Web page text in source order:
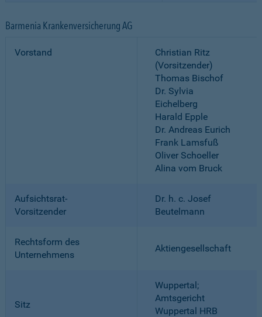
Barmenia Krankenversicherung AG
Vorstand
Christian Ritz
(Vorsitzender)
Thomas Bischof
Dr. Sylvia
Eichelberg
Harald Epple
Dr. Andreas Eurich
Frank Lamsfuß
Oliver Schoeller
Alina vom Bruck
Aufsichtsrat-
Vorsitzender
Dr. h. c. Josef
Beutelmann
Rechtsform des
Unternehmens
Aktiengesellschaft
Sitz
Wuppertal;
Amtsgericht
Wuppertal HRB